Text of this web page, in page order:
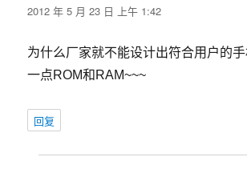
道：
2012 年 5 月 23 日 上午 1:42
为什么厂家就不能设计出符合用户的
一点ROM和RAM~~~
回复